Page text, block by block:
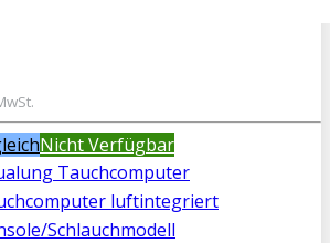
Nicht Verfügbar
Tauchcomputer
luftintegriert
Schlauchmodell